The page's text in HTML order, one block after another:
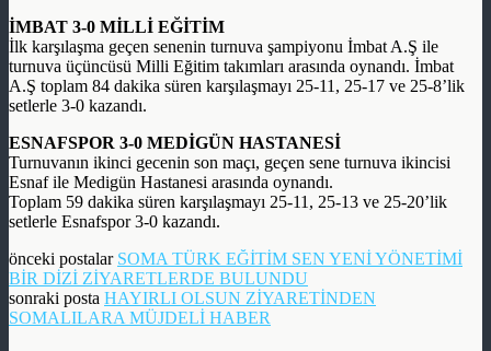
İMBAT 3-0 MİLLİ EĞİTİM
İlk karşılaşma geçen senenin turnuva şampiyonu İmbat A.Ş ile
turnuva üçüncüsü Milli Eğitim takımları arasında oynandı. İmbat
A.Ş toplam 84 dakika süren karşılaşmayı 25-11, 25-17 ve 25-8’lik
setlerle 3-0 kazandı.
ESNAFSPOR 3-0 MEDİGÜN HASTANESİ
Turnuvanın ikinci gecenin son maçı, geçen sene turnuva ikincisi
Esnaf ile Medigün Hastanesi arasında oynandı.
Toplam 59 dakika süren karşılaşmayı 25-11, 25-13 ve 25-20’lik
setlerle Esnafspor 3-0 kazandı.
önceki postalar SOMA TÜRK EĞİTİM SEN YENİ YÖNETİMİ
BİR DİZİ ZİYARETLERDE BULUNDU
sonraki posta HAYIRLI OLSUN ZİYARETİNDEN
SOMALILARA MÜJDELİ HABER